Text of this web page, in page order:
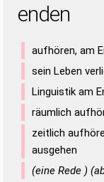
enden
aufhören, am
sein Leben
Linguistik am
räumlich
zeitlich
ausgehen
(eine Rede )